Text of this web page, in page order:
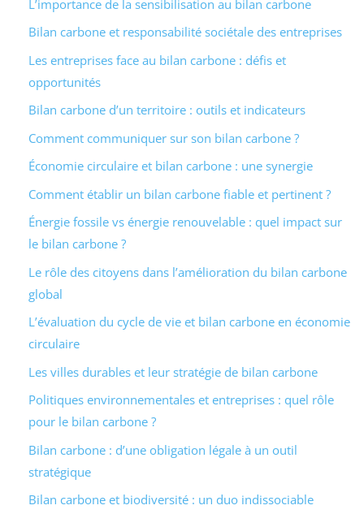
L’importance de la sensibilisation au bilan carbone
Bilan carbone et responsabilité sociétale des entreprises
Les entreprises face au bilan carbone : défis et
opportunités
Bilan carbone d’un territoire : outils et indicateurs
Comment communiquer sur son bilan carbone ?
Économie circulaire et bilan carbone : une synergie
Comment établir un bilan carbone fiable et pertinent ?
Énergie fossile vs énergie renouvelable : quel impact sur
le bilan carbone ?
Le rôle des citoyens dans l’amélioration du bilan carbone
global
L’évaluation du cycle de vie et bilan carbone en économie
circulaire
Les villes durables et leur stratégie de bilan carbone
Politiques environnementales et entreprises : quel rôle
pour le bilan carbone ?
Bilan carbone : d’une obligation légale à un outil
stratégique
Bilan carbone et biodiversité : un duo indissociable